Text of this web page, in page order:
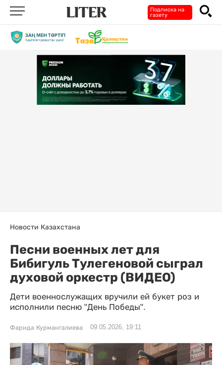
Подписка на
газету
Новости Казахстана
Песни военных лет для
Бибигуль Тулегеновой сыграл
духовой оркестр (ВИДЕО)
Дети военнослужащих вручили ей букет роз и
исполнили песню "День Победы".
Фарида Курмангалиева 09.05.2026, 19:11